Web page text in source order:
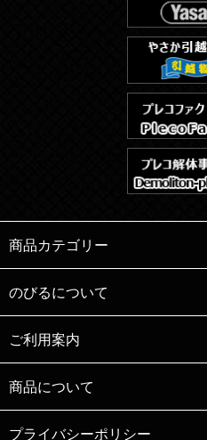
商品カテゴリー
のびるについて
ご利用案内
商品について
プライバシーポリシー
Copyright (C)e-